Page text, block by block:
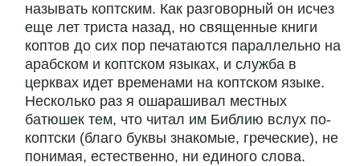
называть коптским. Как разговорный он исчез
еще лет триста назад, но священные книги
коптов до сих пор печатаются параллельно на
арабском и коптском языках, и служба в
церквах идет временами на коптском языке.
Несколько раз я ошарашивал местных
батюшек тем, что читал им Библию вслух по-
коптски (благо буквы знакомые, греческие), не
понимая, естественно, ни единого слова.